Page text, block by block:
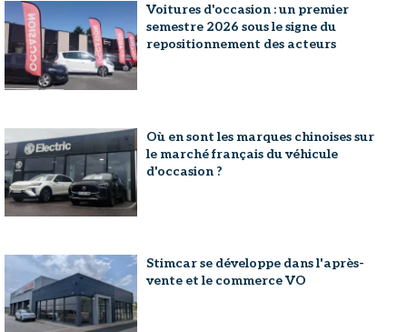
Voitures d'occasion : un premier
semestre 2026 sous le signe du
repositionnement des acteurs
Où en sont les marques chinoises sur
le marché français du véhicule
d'occasion ?
Stimcar se développe dans l'après-
vente et le commerce VO